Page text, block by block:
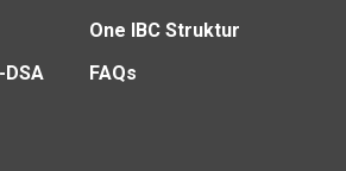
One IBC Struktur
FAQs